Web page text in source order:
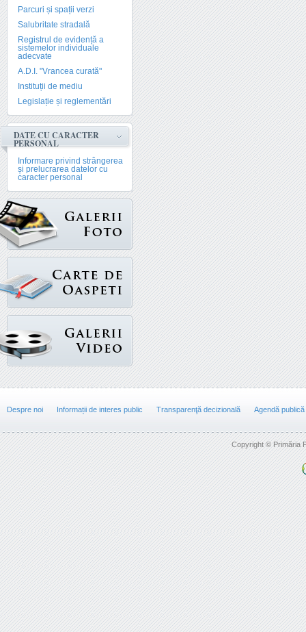
Parcuri și spații verzi
Salubritate stradală
Registrul de evidență a
sistemelor individuale
adecvate
A.D.I. "Vrancea curată"
Instituții de mediu
Legislație și reglementări
DATE CU CARACTER
PERSONAL
Informare privind strângerea
și prelucrarea datelor cu
caracter personal
Despre noi Informații de interes public Transparenţă decizională Agendă publică
Copyright © Primăria